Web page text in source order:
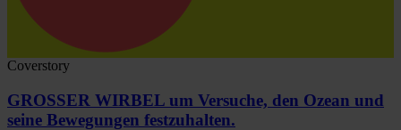
Coverstory
GROSSER WIRBEL um Versuche, den Ozean und
seine Bewegungen festzuhalten.